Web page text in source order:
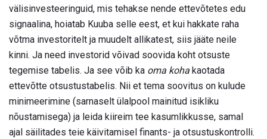
välisinvesteeringuid, mis tehakse nende ettevõtetes edu
signaalina, hoiatab Kuuba selle eest, et kui hakkate raha
võtma investoritelt ja muudelt allikatest, siis jääte neile
kinni. Ja need investorid võivad soovida koht otsuste
tegemise tabelis. Ja see võib ka oma koha kaotada
ettevõtte otsustustabelis. Nii et tema soovitus on kulude
minimeerimine (sarnaselt ülalpool mainitud isikliku
nõustamisega) ja leida kiireim tee kasumlikkusse, samal
ajal säilitades teie käivitamisel finants- ja otsustuskontrolli.